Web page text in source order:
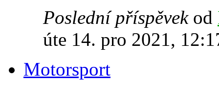
Poslední příspěvekod
úte 14. pro 2021,
Motorsport